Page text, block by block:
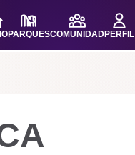
PARQUESCOMUNIDADPERFIL